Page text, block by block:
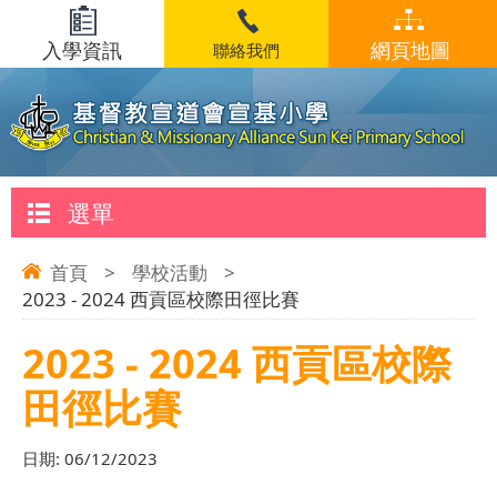
入學資訊 聯絡我們 網頁地圖
選單
首頁 > 學校活動
>
2023 - 2024 西貢區校際田徑比賽
2023 - 2024 西貢區校際
田徑比賽
日期: 06/12/2023